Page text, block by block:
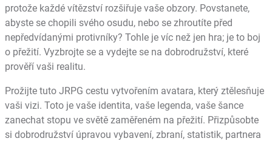
protože každé vítězství rozšiřuje vaše obzory. Povstanete,
abyste se chopili svého osudu, nebo se zhroutíte před
nepředvídanými protivníky? Tohle je víc než jen hra; je to boj
o přežití. Vyzbrojte se a vydejte se na dobrodružství, které
prověří vaši realitu.
Prožijte tuto JRPG cestu vytvořením avatara, který ztělesňuje
vaši vizi. Toto je vaše identita, vaše legenda, vaše šance
zanechat stopu ve světě zaměřeném na přežití. Přizpůsobte
si dobrodružství úpravou vybavení, zbraní, statistik, partnera